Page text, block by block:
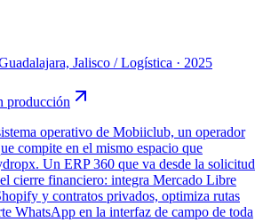
Jalisco /Logística · 2025
producción
operativo de Mobiiclub, un operador
compite en el mismo espacio que
Un ERP 360 que va desde la solicitud
cierre financiero: integra Mercado Libre
y contratos privados, optimiza rutas
WhatsApp en la interfaz de campo de toda